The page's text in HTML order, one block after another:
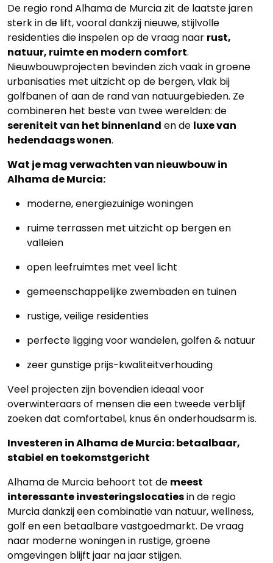
De regio rond Alhama de Murcia zit de laatste jaren
sterk in de lift, vooral dankzij nieuwe, stijlvolle
residenties die inspelen op de vraag naar rust,
natuur, ruimte en modern comfort.
Nieuwbouwprojecten bevinden zich vaak in groene
urbanisaties met uitzicht op de bergen, vlak bij
golfbanen of aan de rand van natuurgebieden. Ze
combineren het beste van twee werelden: de
sereniteit van het binnenland en de luxe van
hedendaags wonen.
Wat je mag verwachten van nieuwbouw in
Alhama de Murcia:
moderne, energiezuinige woningen
ruime terrassen met uitzicht op bergen en
valleien
open leefruimtes met veel licht
gemeenschappelijke zwembaden en tuinen
rustige, veilige residenties
perfecte ligging voor wandelen, golfen & natuur
zeer gunstige prijs-kwaliteitverhouding
Veel projecten zijn bovendien ideaal voor
overwinteraars of mensen die een tweede verblijf
zoeken dat comfortabel, knus én onderhoudsarm is.
Investeren in Alhama de Murcia: betaalbaar,
stabiel en toekomstgericht
Alhama de Murcia behoort tot de meest
interessante investeringslocatiesin de regio
Murcia dankzij een combinatie van natuur, wellness,
golf en een betaalbare vastgoedmarkt. De vraag
naar moderne woningen in rustige, groene
omgevingen blijft jaar na jaar stijgen.